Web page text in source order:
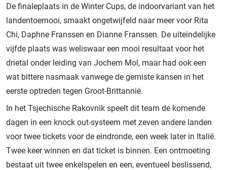
De finaleplaats in de Winter Cups, de indoorvariant van het
landentoernooi, smaakt ongetwijfeld naar meer voor Rita
Chi, Daphne Franssen en Dianne Franssen. De uiteindelijke
vijfde plaats was weliswaar een mooi resultaat voor het
drietal onder leiding van Jochem Mol, maar had ook een
wat bittere nasmaak vanwege de gemiste kansen in het
eerste optreden tegen Groot-Brittannië.
In het Tsjechische Rakovnik speelt dit team de komende
dagen in een knock out-systeem met zeven andere landen
voor twee tickets voor de eindronde, een week later in Italië.
Twee keer winnen en dat ticket is binnen. Een ontmoeting
bestaat uit twee enkelspelen en een, eventueel beslissend,